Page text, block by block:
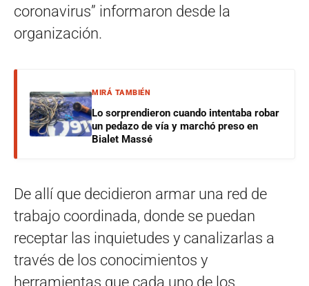
coronavirus” informaron desde la
organización.
MIRÁ TAMBIÉN
Lo sorprendieron cuando intentaba robar
un pedazo de vía y marchó preso en
Bialet Massé
De allí que decidieron armar una red de
trabajo coordinada, donde se puedan
receptar las inquietudes y canalizarlas a
través de los conocimientos y
herramientas que cada uno de los